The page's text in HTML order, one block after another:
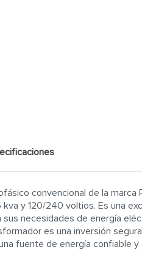
convencional de la marca
y 120/240 voltios. Es una
necesidades de energía
es una inversión
fuente de energía confiable y